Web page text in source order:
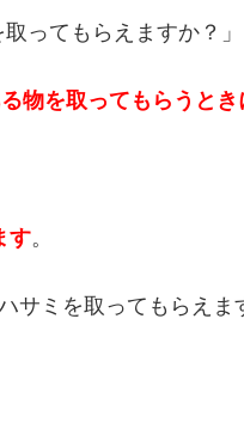
ってもらえますか？」
物を取ってもらうと
す。
サミを取ってもらえま